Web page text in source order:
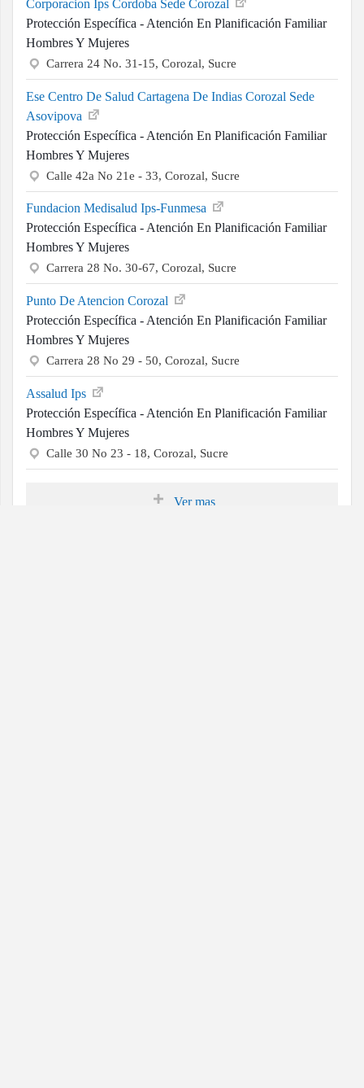
Corporacion Ips Cordoba Sede Corozal
Protección Específica - Atención En Planificación Familiar
Hombres Y Mujeres
Carrera 24 No. 31-15, Corozal, Sucre
Ese Centro De Salud Cartagena De Indias Corozal Sede
Asovipova
Protección Específica - Atención En Planificación Familiar
Hombres Y Mujeres
Calle 42a No 21e - 33, Corozal, Sucre
Fundacion Medisalud Ips-Funmesa
Protección Específica - Atención En Planificación Familiar
Hombres Y Mujeres
Carrera 28 No. 30-67, Corozal, Sucre
Punto De Atencion Corozal
Protección Específica - Atención En Planificación Familiar
Hombres Y Mujeres
Carrera 28 No 29 - 50, Corozal, Sucre
Assalud Ips
Protección Específica - Atención En Planificación Familiar
Hombres Y Mujeres
Calle 30 No 23 - 18, Corozal, Sucre
Ver mas